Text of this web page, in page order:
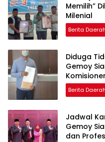
Memilih”
Milenial
Berita Daerah
Diduga
Gemoy
Berita Daerah
Jadwal
Gemoy
dan